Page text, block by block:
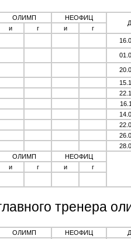
ОЛИМП НЕОФИЦ
и г и
г
ОЛИМП
НЕОФИЦ
и г и
г
тренера
ОЛИМП НЕОФИЦ